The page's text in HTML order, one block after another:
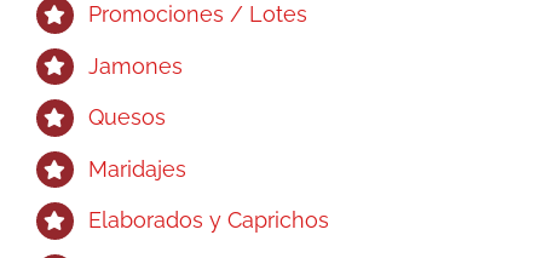
Promociones / Lotes
Jamones
Quesos
Maridajes
Elaborados y Caprichos